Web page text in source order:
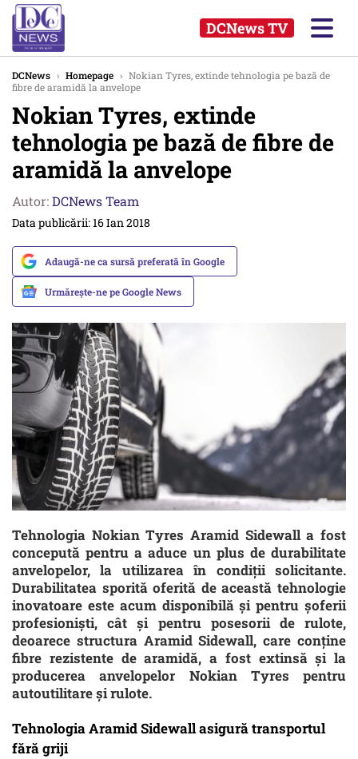
DCNews TV
DCNews › Homepage › Nokian Tyres, extinde tehnologia pe bază de
fibre de aramidă la anvelope
Nokian Tyres, extinde
tehnologia pe bază de fibre de
aramidă la anvelope
Autor:DCNews Team
Data publicării: 16 Ian 2018
Adaugă-ne ca sursă preferată în Google
Urmărește-ne pe Google News
Tehnologia Nokian Tyres Aramid Sidewall a fost
concepută pentru a aduce un plus de durabilitate
anvelopelor, la utilizarea în condiții solicitante.
Durabilitatea sporită oferită de această tehnologie
inovatoare este acum disponibilă și pentru șoferii
profesioniști, cât și pentru posesorii de rulote,
deoarece structura Aramid Sidewall, care conține
fibre rezistente de aramidă, a fost extinsă și la
producerea anvelopelor Nokian Tyres pentru
autoutilitare și rulote.
Tehnologia Aramid Sidewall asigură transportul
fără griji